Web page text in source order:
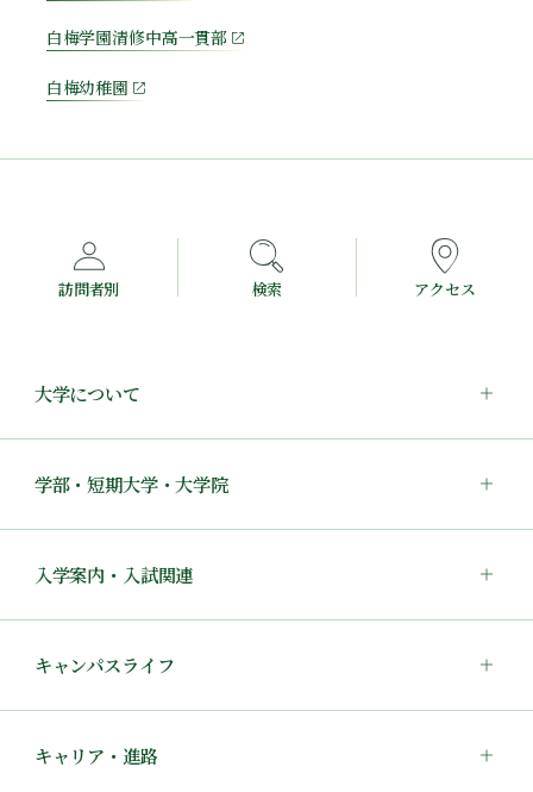
白梅学園清修中高一貫部
白梅幼稚園
訪問者別 検索 アクセス
大学について
学部・短期大学・大学院
入学案内・入試関連
キャンパスライフ
キャリア・進路